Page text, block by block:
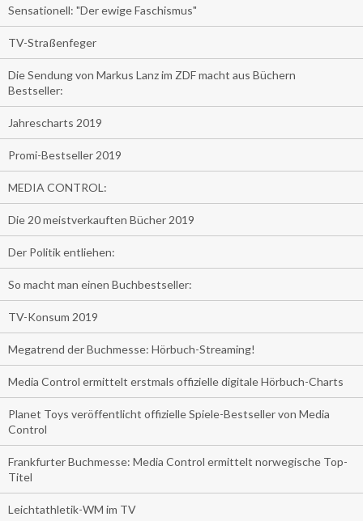
Sensationell: "Der ewige Faschismus"
TV-Straßenfeger
Die Sendung von Markus Lanz im ZDF macht aus Büchern
Bestseller:
Jahrescharts 2019
Promi-Bestseller 2019
MEDIA CONTROL:
Die 20 meistverkauften Bücher 2019
Der Politik entliehen:
So macht man einen Buchbestseller:
TV-Konsum 2019
Megatrend der Buchmesse: Hörbuch-Streaming!
Media Control ermittelt erstmals offizielle digitale Hörbuch-Charts
Planet Toys veröffentlicht offizielle Spiele-Bestseller von Media
Control
Frankfurter Buchmesse: Media Control ermittelt norwegische Top-
Titel
Leichtathletik-WM im TV